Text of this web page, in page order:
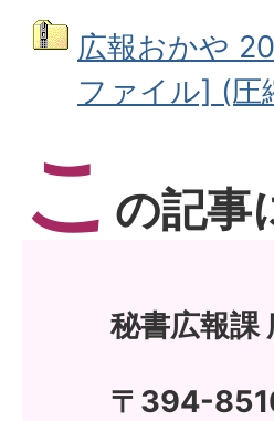
広報おかや
ファイル] (圧
こ の記事
秘書広報課
〒394-